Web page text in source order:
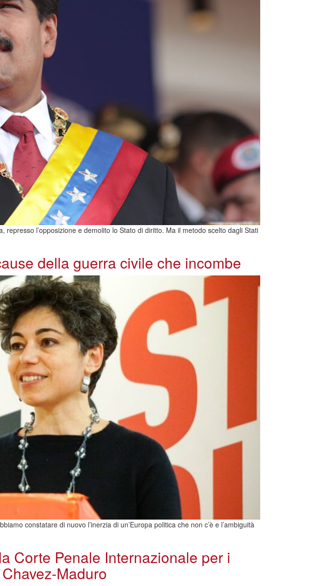
l’opposizione e demolito lo Stato di diritto. Ma il metodo scelto dagli Stati
della guerra civile che incombe
constatare di nuovo l’inerzia di un’Europa politica che non c’è e l’ambiguità
Corte Penale Internazionale per i
Maduro